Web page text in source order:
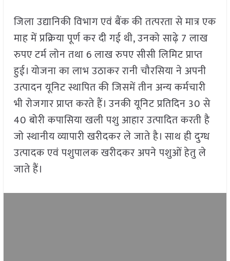
जिला उद्यानिकी विभाग एवं बैंक की तत्परता से मात्र एक
माह में प्रक्रिया पूर्ण कर दी गई थी, उनको साढ़े 7 लाख
रुपए टर्म लोन तथा 6 लाख रुपए सीसी लिमिट प्राप्त
हुई। योजना का लाभ उठाकर रानी चौरसिया ने अपनी
उत्पादन यूनिट स्थापित की जिसमें तीन अन्य कर्मचारी
भी रोजगार प्राप्त करते हैं। उनकी यूनिट प्रतिदिन 30 से
40 बोरी कपासिया खली पशु आहार उत्पादित करती है
जो स्थानीय व्यापारी खरीदकर ले जाते है। साथ ही दुग्ध
उत्पादक एवं पशुपालक खरीदकर अपने पशुओं हेतु ले
जाते हैं।